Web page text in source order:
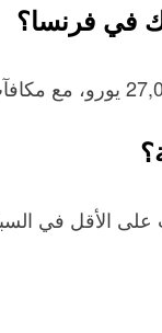
في فرنسا؟